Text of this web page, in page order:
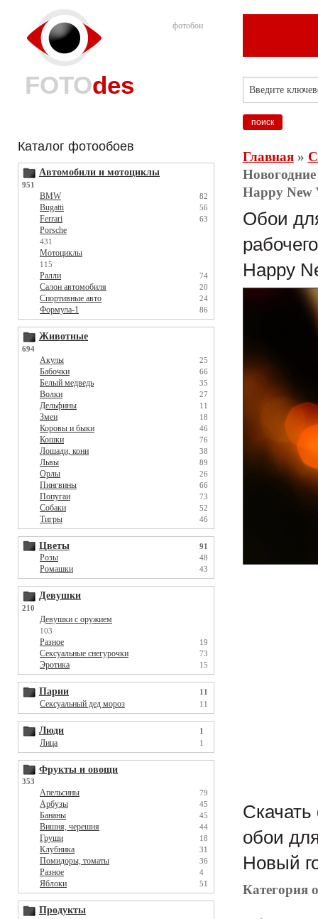
фотобои
FOTOdes
Каталог фотообоев
Автомобили и мотоциклы
951
BMW 82
Bugatti 56
Ferrari 63
Porsche
431
Мотоциклы
115
Ралли 74
Салон автомобиля 20
Спортивные авто 24
Формула-1 86
Животные
694
Акулы 25
Бабочки 66
Белый медведь 35
Волки 27
Дельфины 11
Змеи 18
Коровы и быки 46
Кошки 76
Лошади, кони 38
Львы 89
Орлы 26
Пингвины 66
Попугаи 73
Собаки 52
Тигры 46
Цветы 91
Розы 48
Ромашки 43
Девушки
210
Девушки с оружием
103
Разное 19
Сексуальные снегурочки 73
Эротика 15
Парни 11
Сексуальный дед мороз 11
Люди 1
Лица 1
Фрукты и овощи
353
Апельсины 79
Арбузы 45
Бананы 45
Вишня, черешня 44
Груши 18
Клубника 31
Помидоры, томаты 36
Разное 4
Яблоки 51
Продукты
Главная»
Happy New
Обои
Happy
Скачать
обои
Новый
Категория